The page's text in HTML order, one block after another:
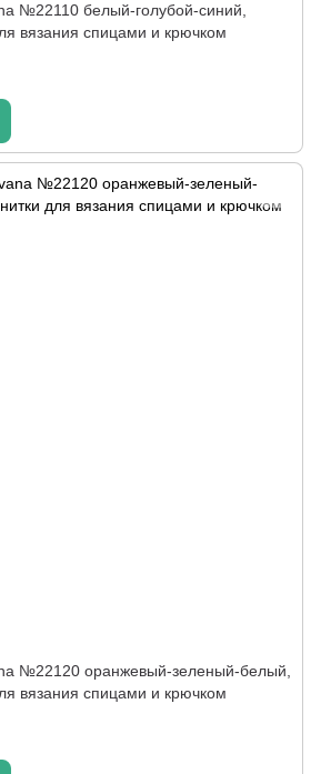
№22110 белый-голубой-синий,
вязания спицами и крючком
№22120 оранжевый-зеленый-белый,
вязания спицами и крючком